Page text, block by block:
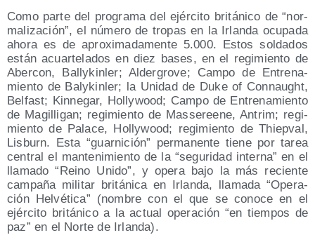
Como par­te del pro­gra­ma del ejér­ci­to bri­tá­ni­co de “nor­
ma­li­za­ción”, el núme­ro de tro­pas en la Irlan­da ocu­pa­da
aho­ra es de apro­xi­ma­da­men­te 5.000. Estos sol­da­dos
están acuar­te­la­dos en diez bases, en el regi­mien­to de
Aber­con, Bally­kin­ler; Alder­gro­ve; Cam­po de Entre­na­
mien­to de Baly­kin­ler; la Uni­dad de Duke of Con­naught,
Bel­fast; Kin­ne­gar, Holly­wood; Cam­po de Entre­na­mien­to
de Magi­lli­gan; regi­mien­to de Mas­se­ree­ne, Antrim; regi­
mien­to de Pala­ce, Holly­wood; regi­mien­to de Thiep­val,
Lis­burn. Esta “guar­ni­ción” per­ma­nen­te tie­ne por tarea
cen­tral el man­te­ni­mien­to de la “segu­ri­dad inter­na” en el
lla­ma­do “Rei­no Uni­do”, y ope­ra bajo la más recien­te
cam­pa­ña mili­tar bri­tá­ni­ca en Irlan­da, lla­ma­da “Ope­ra­
ción Hel­vé­ti­ca” (nom­bre con el que se cono­ce en el
ejér­ci­to bri­tá­ni­co a la actual ope­ra­ción “en tiem­pos de
paz” en el Nor­te de Irlanda).